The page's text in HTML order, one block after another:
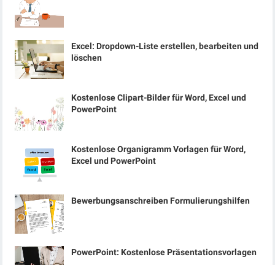
Excel: Dropdown-Liste erstellen, bearbeiten und
löschen
Kostenlose Clipart-Bilder für Word, Excel und
PowerPoint
Kostenlose Organigramm Vorlagen für Word,
Excel und PowerPoint
Bewerbungsanschreiben Formulierungshilfen
PowerPoint: Kostenlose Präsentationsvorlagen